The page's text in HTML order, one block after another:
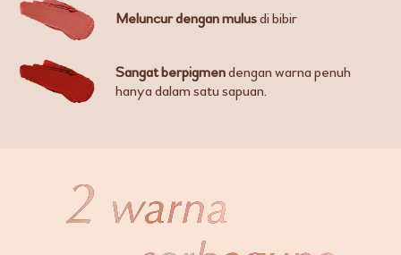
Meluncur dengan mulusdi bibir
Sangat berpigmendengan warna penuh
hanya dalam satu sapuan.